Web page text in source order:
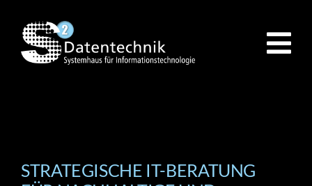
Inhalt
springen
STRATEGISCHE IT-BERATUNG